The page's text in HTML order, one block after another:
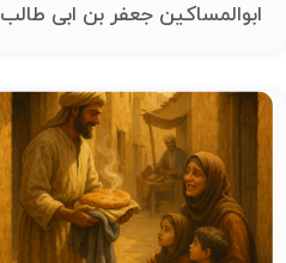
ابوالمساکین جعفر بن ابی طالب